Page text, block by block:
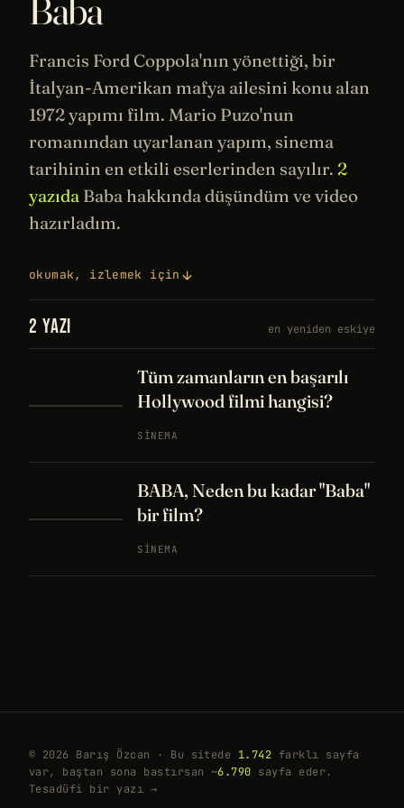
Baba
Francis Ford Coppola'nın yönettiği, bir
İtalyan-Amerikan mafya ailesini konu alan
1972 yapımı film. Mario Puzo'nun
romanından uyarlanan yapım, sinema
tarihinin en etkili eserlerinden sayılır. 2
yazıda Baba hakkında düşündüm ve video
hazırladım.
okumak, izlemek için
2 YAZI en yeniden eskiye
Tüm zamanların en başarılı
Hollywood filmi hangisi?
SINEMA
BABA, Neden bu kadar "Baba"
bir film?
SINEMA
© 2026 Barış Özcan · Bu sitede 1.742 farklı sayfa
var, baştan sona bastırsan ~6.790 sayfa eder.
Tesadüfi bir yazı →